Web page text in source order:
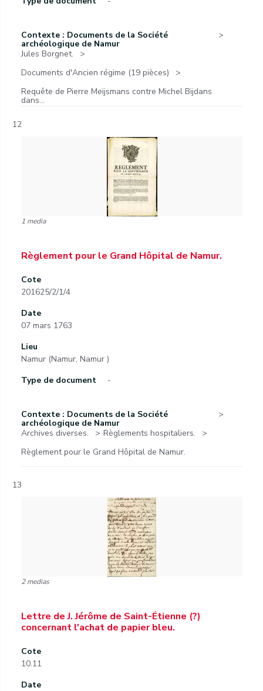
Contexte : Documents de la Société
archéologique de Namur
Jules Borgnet.
Documents d'Ancien régime (19 pièces)
Requête de Pierre Meijsmans contre Michel Bijdans
dans...
12
1 media
Règlement pour le Grand Hôpital de Namur.
Cote
201625/2/1/4
Date
07 mars 1763
Lieu
Namur (Namur, Namur )
Type de document
-
Contexte : Documents de la Société
archéologique de Namur
Archives diverses.
Règlements hospitaliers.
Règlement pour le Grand Hôpital de Namur.
13
2 medias
Lettre de J. Jérôme de Saint-Étienne (?)
concernant l'achat de papier bleu.
Cote
10.11
Date